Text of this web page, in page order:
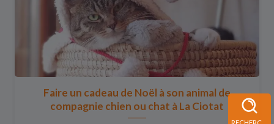
Faire un cadeau de Noël à son animal de
compagnie chien ou chat à La Ciotat